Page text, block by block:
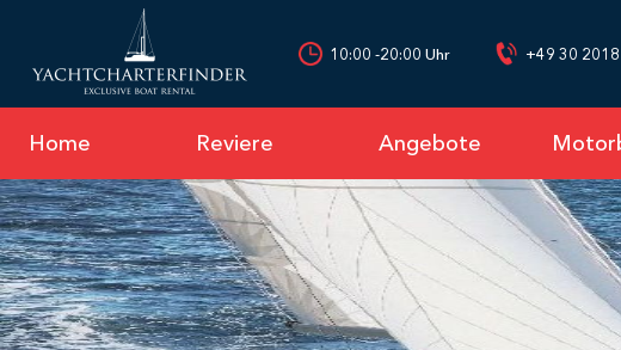
10:00 -20:00 Uhr +49 30
Home Reviere Angebote